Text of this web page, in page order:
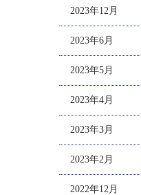
2023年12月
2023年6月
2023年5月
2023年4月
2023年3月
2023年2月
2022年12月